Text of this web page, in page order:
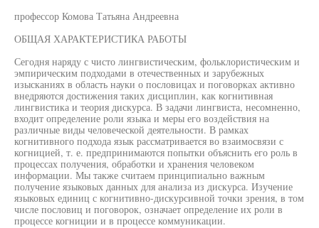
профессор Комова Татьяна Андреевна
ОБЩАЯ ХАРАКТЕРИСТИКА РАБОТЫ
Сегодня наряду с чисто лингвистическим, фольклористическим и
эмпирическим подходами в отечественных и зарубежных
изысканиях в область науки о пословицах и поговорках активно
внедряются достижения таких дисциплин, как когнитивная
лингвистика и теория дискурса. В задачи лингвиста, несомненно,
входит определение роли языка и меры его воздействия на
различные виды человеческой деятельности. В рамках
когнитивного подхода язык рассматривается во взаимосвязи с
когницией, т. е. предпринимаются попытки объяснить его роль в
процессах получения, обработки и хранения человеком
информации. Мы также считаем принципиально важным
получение языковых данных для анализа из дискурса. Изучение
языковых единиц с когнитивно-дискурсивной точки зрения, в том
числе пословиц и поговорок, означает определение их роли в
процессе когниции и в процессе коммуникации.